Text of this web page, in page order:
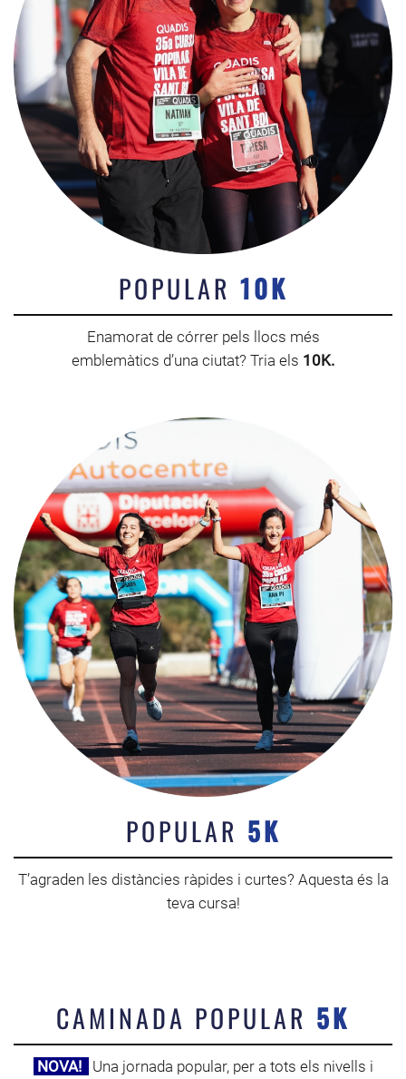
POPULAR 10K
Enamorat de córrer pels llocs més
emblemàtics d’una ciutat? Tria els 10K.
POPULAR 5K
T’agraden les distàncies ràpides i curtes? Aquesta és la
teva cursa!
CAMINADA POPULAR 5K
NOVA!
Una jornada popular, per a tots els nivells i